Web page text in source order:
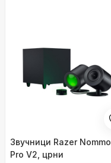
Звучници Razer Nommo
Pro V2, црни